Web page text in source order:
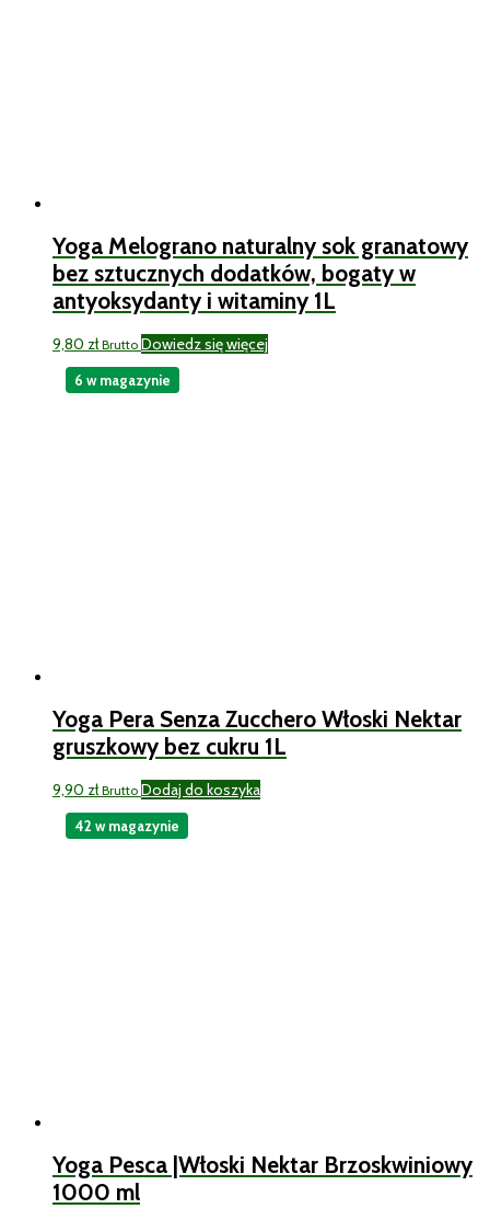
Yoga Melograno naturalny sok granatowy
bez sztucznych dodatków, bogaty w
antyoksydanty i witaminy 1L
9,80 zł Brutto Dowiedz się więcej
Yoga Pera Senza Zucchero Włoski Nektar
gruszkowy bez cukru 1L
9,90 zł Brutto Dodaj do koszyka
6 w magazynie
Yoga Pesca |Włoski Nektar Brzoskwiniowy
1000 ml
42 w magazynie